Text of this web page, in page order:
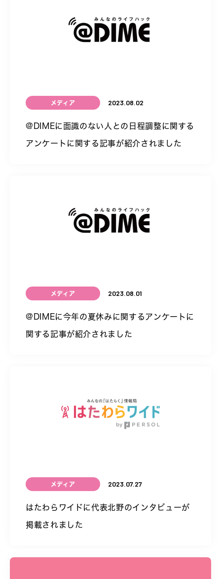
メディア 2023.08.02
@DIMEに面識のない人との日程調整に関する
アンケートに関する記事が紹介されました
メディア 2023.08.01
@DIMEに今年の夏休みに関するアンケートに
関する記事が紹介されました
メディア 2023.07.27
はたわらワイドに代表北野のインタビューが
掲載されました